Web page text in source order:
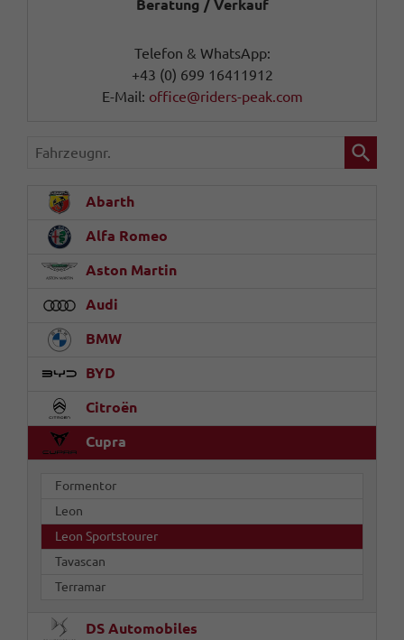
Beratung / Verkauf
Telefon & WhatsApp:
+43 (0) 699 16411912
E-Mail: office@riders-peak.com
Fahrzeugnr.
Abarth
Alfa Romeo
Aston Martin
Audi
BMW
BYD
Citroën
Cupra
Formentor
Leon
Leon Sportstourer
Tavascan
Terramar
DS Automobiles